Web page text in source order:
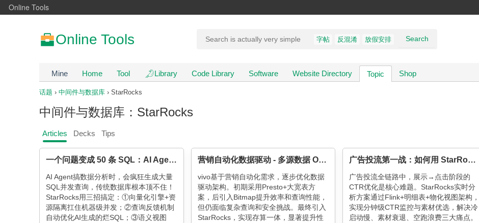
Online Tools
Online Tools Search
字帖 反混淆 放假安排
Mine Home Tool Library Code Library Software Website Directory Topic Shop
话题 › 中间件与数据库 › StarRocks
中间件与数据库：StarRocks
Articles Decks Tips
一个问题变成 50 条 SQL：AI Agent 是怎么问数据库的？
AI Agent搞数据分析时，会疯狂生成大量
SQL并发查询，传统数据库根本顶不住！
StarRocks用三招搞定：①向量化引擎+资
源隔离扛住机器级并发；②查询反馈机制
自动优化AI生成的烂SQL；③语义视图
营销自动化数据驱动 - 多源数据 OLAP 架构演进
vivo基于营销自动化需求，逐步优化数据
驱动架构。初期采用Presto+大宽表方
案，后引入Bitmap提升效率和查询性能，
但仍面临复杂查询和安全挑战。最终引入
StarRocks，实现存算一体，显著提升性
广告投流第一战：如何用 StarRocks 搞定“起量监控”与“素材优选”？
广告投流全链路中，展示→点击阶段的
CTR优化是核心难题。StarRocks实时分
析方案通过Flink+明细表+物化视图架构，
实现分钟级CTR监控与素材优选，解决冷
启动慢、素材衰退、空跑浪费三大痛点。